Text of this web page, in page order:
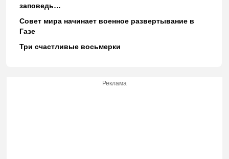
заповедь…
Совет мира начинает военное развертывание в
Газе
Три счастливые восьмерки
Реклама